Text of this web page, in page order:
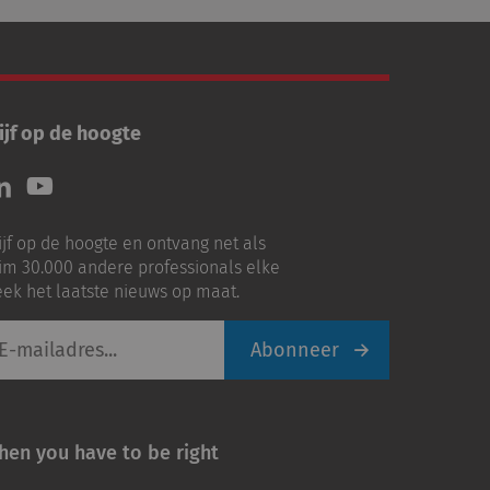
op de hoogte
Volg
ons
Youtube
op de hoogte en ontvang net als
30.000 andere professionals elke
het laatste nieuws op maat.
Abonneer
you have to be right